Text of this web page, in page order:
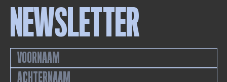
NEWSLETTER